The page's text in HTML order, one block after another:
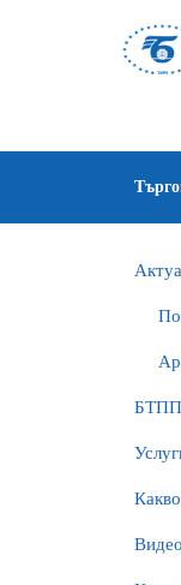
БTПП
Видео